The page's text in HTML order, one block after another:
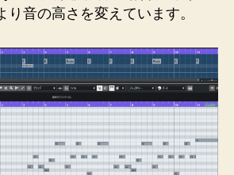
り音の高さを変えています。